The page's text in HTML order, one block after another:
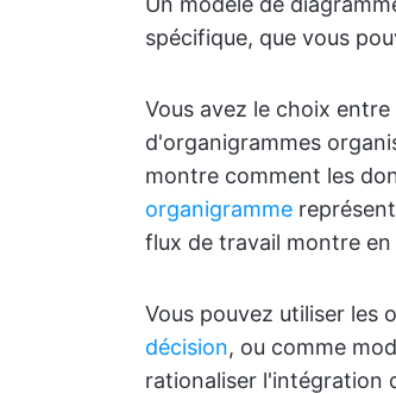
spécifique, que vous
Vous avez le choix
d'organigrammes
montre comment les
organigramme
flux de travail montre
Vous pouvez utiliser les
décision, ou comme
rationaliser l'intégration